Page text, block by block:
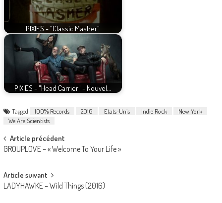
PIXIES - "Classic Masher"
PIXIES - "Head Carrier" - Nouvel…
Tagged 100% Records 2016 Etats-Unis Indie Rock
New York
We Are Scientists
Post
navigation
Article précédent
GROUPLOVE – « Welcome To Your Life »
Article suivant
LADYHAWKE – Wild Things (2016)